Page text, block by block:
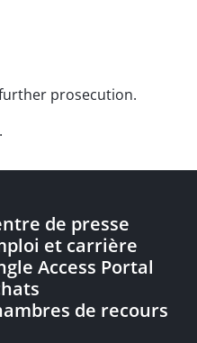
prosecution.
de presse
et carrière
Access Portal
de recours